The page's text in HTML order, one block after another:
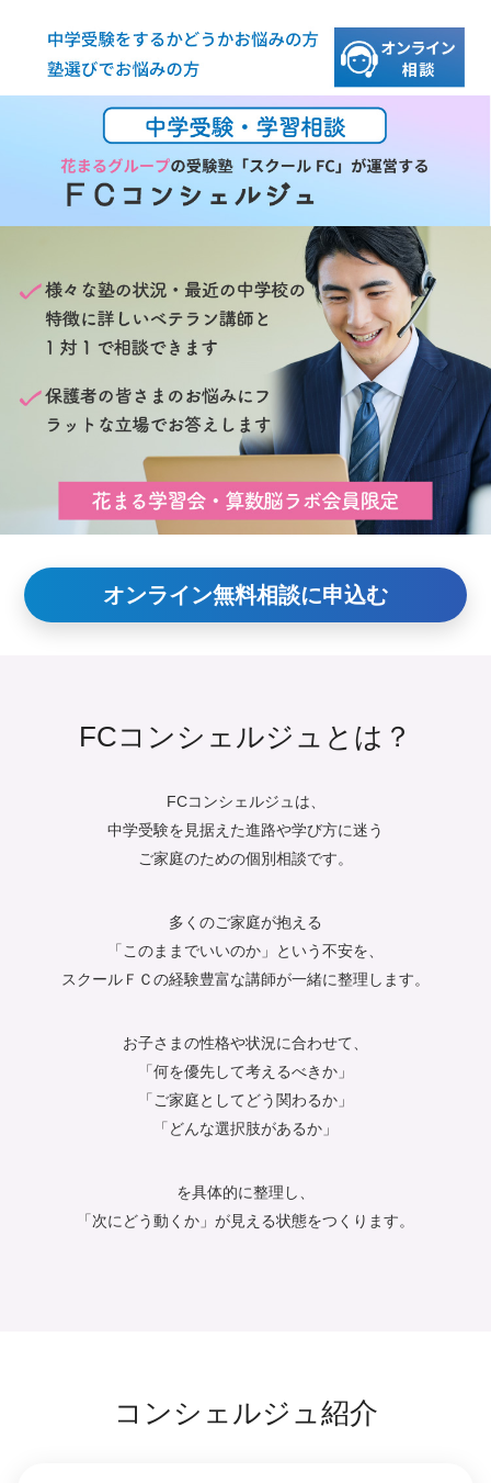
オンライン無料相談に申込む
FCコンシェルジュとは？
FCコンシェルジュは、
中学受験を見据えた進路や学び方に迷う
ご家庭のための個別相談です。
多くのご家庭が抱える
「このままでいいのか」という不安を、
スクールＦＣの経験豊富な講師が一緒に整理します。
お子さまの性格や状況に合わせて、
「何を優先して考えるべきか」
「ご家庭としてどう関わるか」
「どんな選択肢があるか」
を具体的に整理し、
「次にどう動くか」が見える状態をつくります。
コンシェルジュ紹介